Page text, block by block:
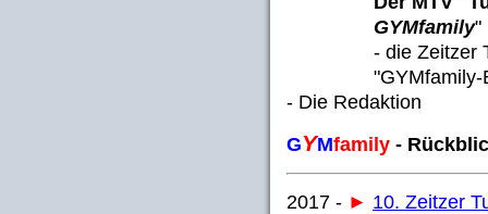
GYMfamily"
- die Zeitzer
"GYMfamily-
- Die Redaktion
GYMfamily -
2017 - ► 10. Zeitzer